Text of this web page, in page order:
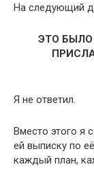
На следующий
ЭТО
Я не ответил.
Вместо этого я
ей выписку по
каждый план,